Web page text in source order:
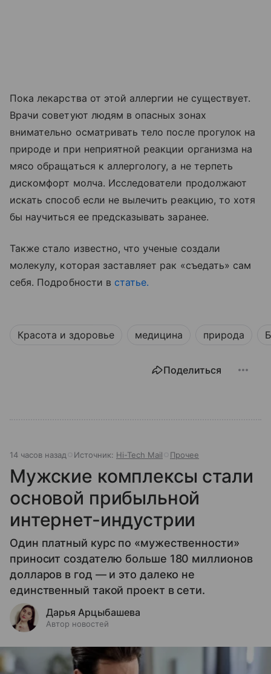
Пока лекарства от этой аллергии не существует.
Врачи советуют людям в опасных зонах
внимательно осматривать тело после прогулок на
природе и при неприятной реакции организма на
мясо обращаться к аллергологу, а не терпеть
дискомфорт молча. Исследователи продолжают
искать способ если не вылечить реакцию, то хотя
бы научиться ее предсказывать заранее.
Также стало известно, что ученые создали
молекулу, которая заставляет рак «съедать» сам
себя. Подробности в статье.
Красота и здоровье медицина природа
Поделиться
14 часов назад Источник: Hi-Tech Mail Прочее
Мужские комплексы стали
основой прибыльной
интернет-индустрии
Один платный курс по «мужественности»
приносит создателю больше 180 миллионов
долларов в год — и это далеко не
единственный такой проект в сети.
Дарья Арцыбашева
Автор новостей